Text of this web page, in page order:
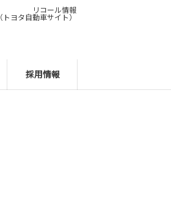
採用情報
リコール情報
（トヨタ自動車サイト）